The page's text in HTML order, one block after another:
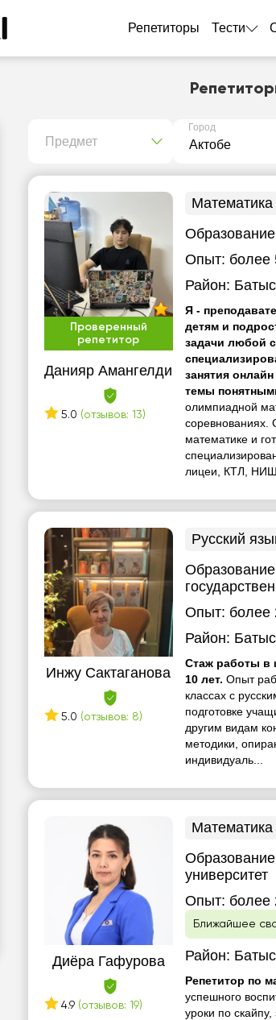
Репетиторы Тести
Предмет
Город
Проверенный
репетитор
Данияр Амангелди
5.0 (отзывов: 13)
Математика
Опыт: более
Район:
Я -
детям и
задачи любой
занятия
темы
олимпиадной
математике и
лицеи, КТЛ,
Инжу Сактаганова
5.0 (отзывов: 8)
Русский
Опыт: более
Район:
Стаж работы в
10 лет. Опыт
классах с
подготовке
другим видам
методики,
индивидуаль...
Диёра Гафурова
4.9 (отзывов: 19)
Математика
университет
Опыт: более
Ближайшее
Район:
Репетитор по
успешного
уроки по